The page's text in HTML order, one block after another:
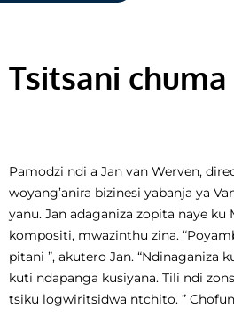
Tsitsani
Pamodzi ndi a Jan van Werven,
woyang’anira bizinesi yabanja ya
yanu. Jan adaganiza zopita naye
kompositi, mwazinthu zina.
pitani ”, akutero Jan.
kuti ndapanga kusiyana. Tili ndi
tsiku logwiritsidwa ntchito. ”